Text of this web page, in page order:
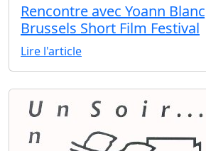
Rencontre avec Yoann
Brussels Short Film Festival
Lire l'article